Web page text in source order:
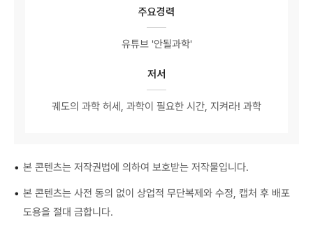
주요경력
유튜브 '안될과학'
저서
궤도의 과학 허세, 과학이 필요한 시간, 지켜라! 과학
• 본 콘텐츠는 저작권법에 의하여 보호받는 저작물입니다.
• 본 콘텐츠는 사전 동의 없이 상업적 무단복제와 수정, 캡처 후 배포
도용을 절대 금합니다.